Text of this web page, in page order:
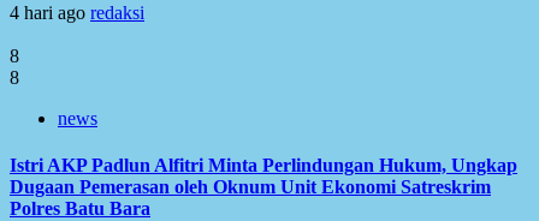
4 hari ago redaksi
8
8
news
Istri AKP Padlun Alfitri Minta Perlindungan Hukum, Ungkap
Dugaan Pemerasan oleh Oknum Unit Ekonomi Satreskrim
Polres Batu Bara